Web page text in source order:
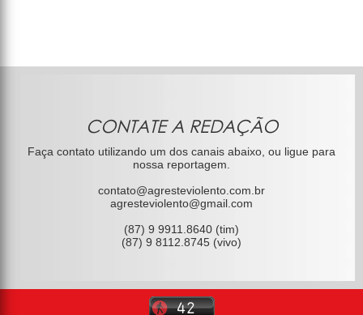
CONTATE A REDAÇÃO
Faça contato utilizando um dos canais abaixo, ou ligue para
nossa reportagem.
contato@agresteviolento.com.br
agresteviolento@gmail.com
(87) 9 9911.8640 (tim)
(87) 9 8112.8745 (vivo)